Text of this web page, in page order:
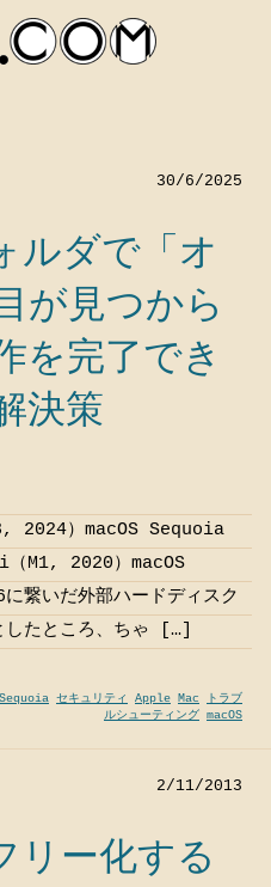
30/6/2025
ルダで「オ
が見つから
を完了でき
決策
2024）macOS Sequoia
M1, 2020）macOS
いだ外部ハードディスク
したところ、ちゃ […]
Sequoia セキュリティ Apple Mac
トラブ
ルシューティング macOS
2/11/2013
リー化する